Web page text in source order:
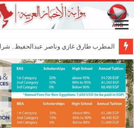
المطرب طارق غازي وناصر عبدالحفيظ..